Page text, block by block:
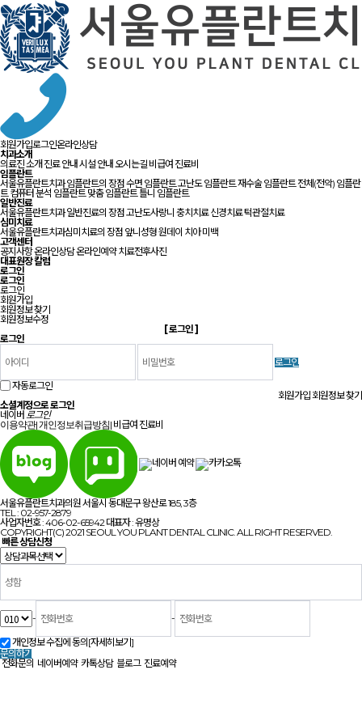
회원가입로그인온라인상담
치과소개
의료진 소개 진료 안내 시설 안내 오시는길 비급여 진료비
임플란트
서울유플란트치과 임플란트의 장점수면 임플란트고난도 임플란트재수술 임플란트 전체(전악) 임플란
트 컴퓨터 분석 임플란트 맞춤 임플란트 틀니 임플란트
일반진료
서울유플란트치과 일반진료의 장점고난도사랑니 충치치료 신경치료턱관절치료
심미치료
서울유플란트치과심미치료의 장점 앞니성형원데이 치아 미백
고객센터
공지사항온라인상담온라인예약 치료전후사진
대표원장 칼럼
로그인
로그인
로그인
회원가입
회원정보 찾기
회원정보수정
[로그인]
로그인
로그인
자동로그인
회원가입회원정보 찾기
소셜계정으로 로그인
네이버 로그인
이용약관|개인정보취급방침| 비급여 진료비
서울유플란트치과의원 서울시 동대문구 왕산로 185, 3층
TEL : 02-957-2879
사업자번호 : 406-02-65942 대표자 : 유명상
COPYRIGHT(C) 2021 SEOUL YOU PLANT DENTAL CLINIC. ALL RIGHT RESERVED.
빠른 상담신청
- -
개인정보 수집에 동의[자세히보기]
문의하기
전화문의 네이버예약 카톡상담 블로그 진료예약